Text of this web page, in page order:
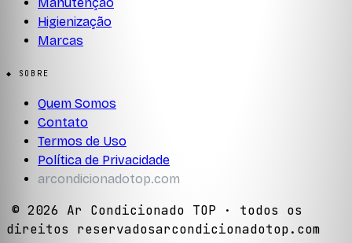
Higienização
Marcas
◆ SOBRE
Quem Somos
Contato
Termos de Uso
Política de Privacidade
arcondicionadotop.com
© 2026 Ar Condicionado TOP · todos os
direitos reservadosarcondicionadotop.com